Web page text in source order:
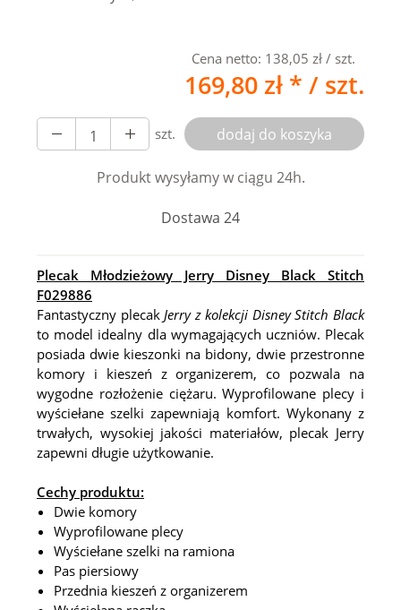
Cena netto: 138,05 zł / szt.
169,80 zł * / szt.
szt. dodaj do koszyka
Produkt wysyłamy w ciągu 24h.
Dostawa 24
Plecak Młodzieżowy Jerry Disney Black Stitch
F029886
Fantastyczny plecakJerry z kolekcji Disney Stitch Black
to model idealny dla wymagających uczniów. Plecak
posiada dwie kieszonki na bidony, dwie przestronne
komory i kieszeń z organizerem, co pozwala na
wygodne rozłożenie ciężaru. Wyprofilowane plecy i
wyściełane szelki zapewniają komfort. Wykonany z
trwałych, wysokiej jakości materiałów, plecak Jerry
zapewni długie użytkowanie.
Cechy produktu:
Dwie komory
Wyprofilowane plecy
Wyściełane szelki na ramiona
Pas piersiowy
Przednia kieszeń z organizerem